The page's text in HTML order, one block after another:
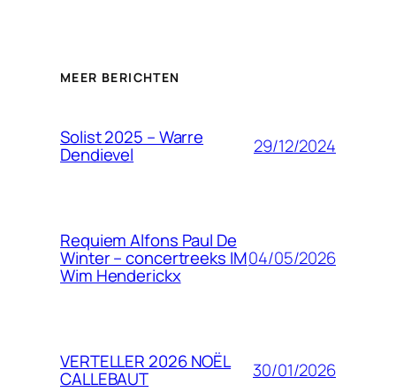
MEER BERICHTEN
Solist 2025 – Warre
Dendievel 29/12/2024
Requiem Alfons Paul De
Winter – concertreeks IM
Wim Henderickx
04/05/2026
VERTELLER 2026 NOËL
CALLEBAUT 30/01/2026